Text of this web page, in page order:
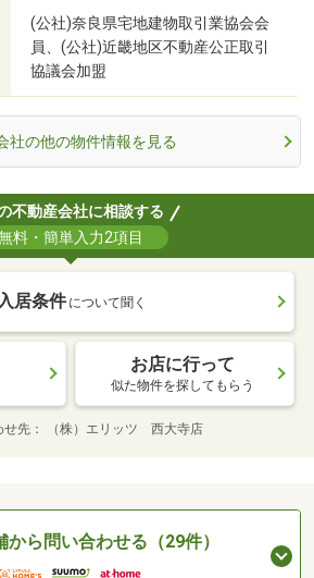
(公社)奈良県宅地建物取引業協会会
員、(公社)近畿地区不動産公正取引
協議会加盟
社の他の物件情報を見る
不動産会社に相談する
料・簡単入力2項目
入居条件 について聞く
お店に行って
似た物件を探してもらう
せ先 （株）エリッツ 西大寺店
から問い合わせる（29件）